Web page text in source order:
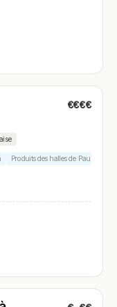
€€€€
Produits des halles de Pau